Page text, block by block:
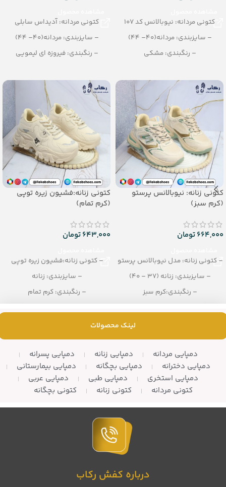
کتونی مردانه: نیوبالانس کد 107
– سایزبندی: مردانه(40– 44)
– رنگبندی: مشکی
کتونی مردانه: آدیداس سابلی
– سایزبندی: مردانه(40– 44)
– رنگبندی: فیروزه ای لیمویی
کتونی زنانه: نیوبالانس پرستو
(کرم سبز)
664,000تومان
– کتونی زنانه: مدل نیوبالانس پرستو
– سایزبندی: زنانه (37 – 40)
– رنگبندی:کرم سبز
کتونی زنانه:فشیون زیره توپی
(کرم تمام)
643,000تومان
– کتونی زنانه:فشیون زیره توپی
– سایزبندی: زنانه
– رنگبندی: کرم تمام
لینک محصولات
دمپایی مردانه دمپایی زنانه
دمپایی پسرانه
دمپایی دخترانه
دمپایی بچگانه
دمپایی بیمارستانی
دمپایی استخری
دمپایی طبی
دمپایی عربی
کتونی مردانه
کتونی زنانه کتونی بچگانه
درباره کفش رکاب